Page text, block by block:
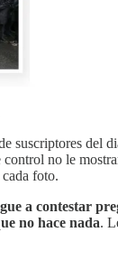
del
no le
foto.
a contestar
no hace nada.